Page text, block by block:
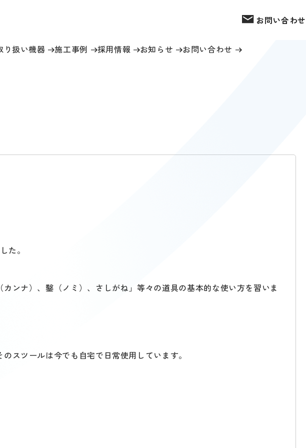
り扱い機器 施工事例 採用情報 お知らせ お問い合わせ
お問い合わせ
た。
ンナ）、鑿（ノミ）、さしがね」等々の道具の基本的な使い方を習いま
スツールは今でも自宅で日常使用しています。